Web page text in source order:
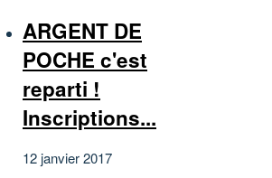
ARGENT DE
POCHE c'est
reparti !
Inscriptions...
12 janvier 2017